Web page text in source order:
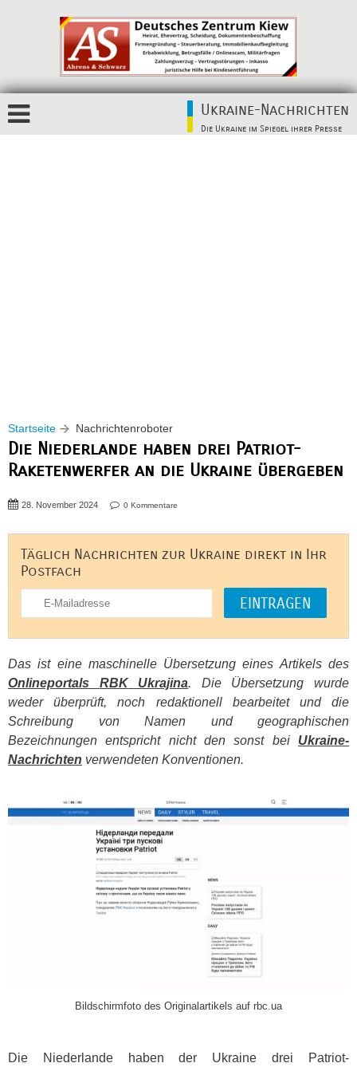
Ukraine-Nachrichten
Die Ukraine im Spiegel ihrer Presse
Startseite Nachrichtenroboter
Die Niederlande haben drei Patriot-
Raketenwerfer an die Ukraine übergeben
28. November 2024 0 Kommentare
Täglich Nachrichten zur Ukraine direkt in Ihr
Postfach
Das ist eine maschinelle Übersetzung eines Artikels des
Onlineportals RBKUkrajina. Die Übersetzung wurde
weder überprüft, noch redaktionell bearbeitet und die
Schreibung von Namen und geographischen
Bezeichnungen entspricht nicht den sonst bei Ukraine-
Nachrichten verwendeten Konventionen.
Bildschirmfoto des Originalartikels auf rbc.ua
Die Niederlande haben der Ukraine drei Patriot-